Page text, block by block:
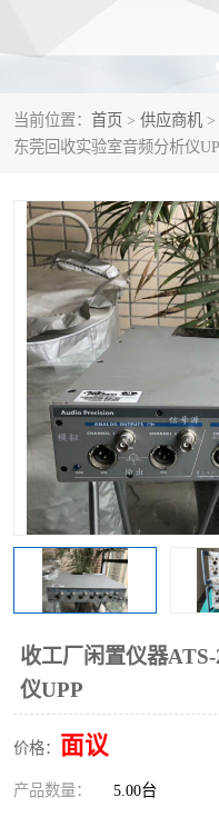
当前位置： 首页 > 供应商机 >
东莞回收实验室音频分析仪
收工厂闲置仪器
仪UPP
价格： 面议
产品数量： 5.00台
音频分析仪